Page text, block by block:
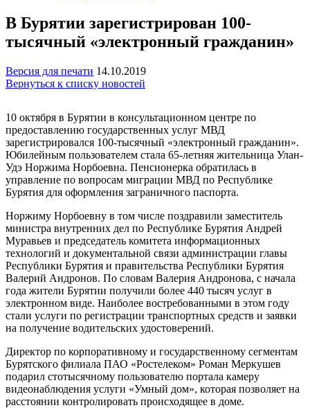
В Бурятии зарегистрирован 100-
тысячный «электронный гражданин»
Версия для печати 14.10.2019
Вернуться к списку новостей
10 октября в Бурятии в консультационном центре по
предоставлению государственных услуг МВД
зарегистрировался 100-тысячный «электронный гражданин».
Юбилейным пользователем стала 65-летняя жительница Улан-
Удэ Норжима Норбоевна. Пенсионерка обратилась в
управление по вопросам миграции МВД по Республике
Бурятия для оформления заграничного паспорта.
Норжиму Норбоевну в том числе поздравили заместитель
министра внутренних дел по Республике Бурятия Андрей
Муравьев и председатель комитета информационных
технологий и документальной связи администрации главы
Республики Бурятия и правительства Республики Бурятия
Валерий Андронов. По словам Валерия Андронова, с начала
года жители Бурятии получили более 440 тысяч услуг в
электронном виде. Наиболее востребованными в этом году
стали услуги по регистрации транспортных средств и заявки
на получение водительских удостоверений.
Директор по корпоративному и государственному сегментам
Бурятского филиала ПАО «Ростелеком» Роман Меркушев
подарил стотысячному пользователю портала камеру
видеонаблюдения услуги «Умный дом», которая позволяет на
расстоянии контролировать происходящее в доме.